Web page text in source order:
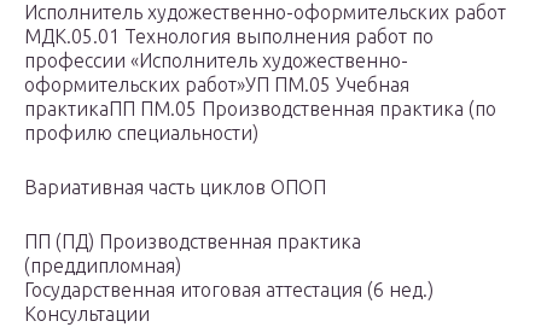
Исполнитель художественно-оформительских работ
МДК.05.01 Технология выполнения работ по
профессии «Исполнитель художественно-
оформительских работ»УП ПМ.05 Учебная
практикаПП ПМ.05 Производственная практика (по
профилю специальности)
Вариативная часть циклов ОПОП
ПП (ПД) Производственная практика
(преддипломная)
Государственная итоговая аттестация (6 нед.)
Консультации